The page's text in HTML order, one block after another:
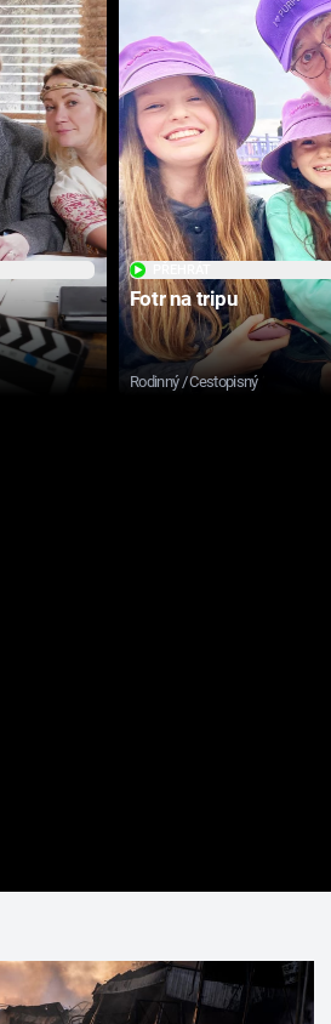
Fotr na tripu
Rodinný / Cestopisný